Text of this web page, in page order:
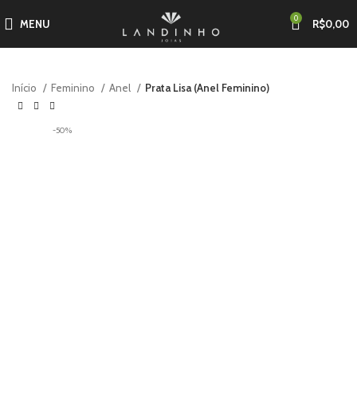
MENU 0 R$0,00
Início Feminino Anel Prata Lisa (Anel Feminino)
-50%